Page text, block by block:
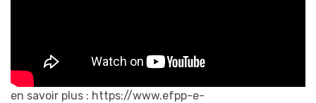
en savoir plus : https://www.efpp-e-